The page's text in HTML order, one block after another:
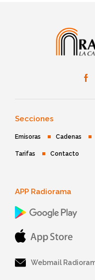
Secciones
Emisoras Cadenas
Tarifas Contacto
APP Radiorama
Webmail